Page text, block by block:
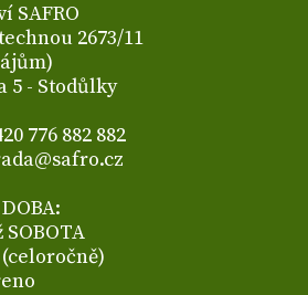
SAFRO
2673/11
5 - Stodůlky
776 882 882
SOBOTA